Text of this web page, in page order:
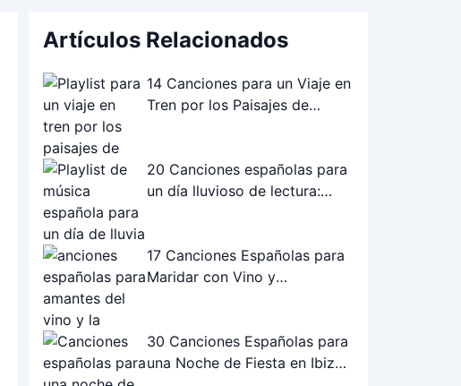
Artículos Relacionados
14 Canciones para un Viaje en
Tren por los Paisajes de
20 Canciones españolas para
un día lluvioso de lectura:
17 Canciones Españolas para
Maridar con Vino y
30 Canciones Españolas para
una Noche de Fiesta en Ibiza: